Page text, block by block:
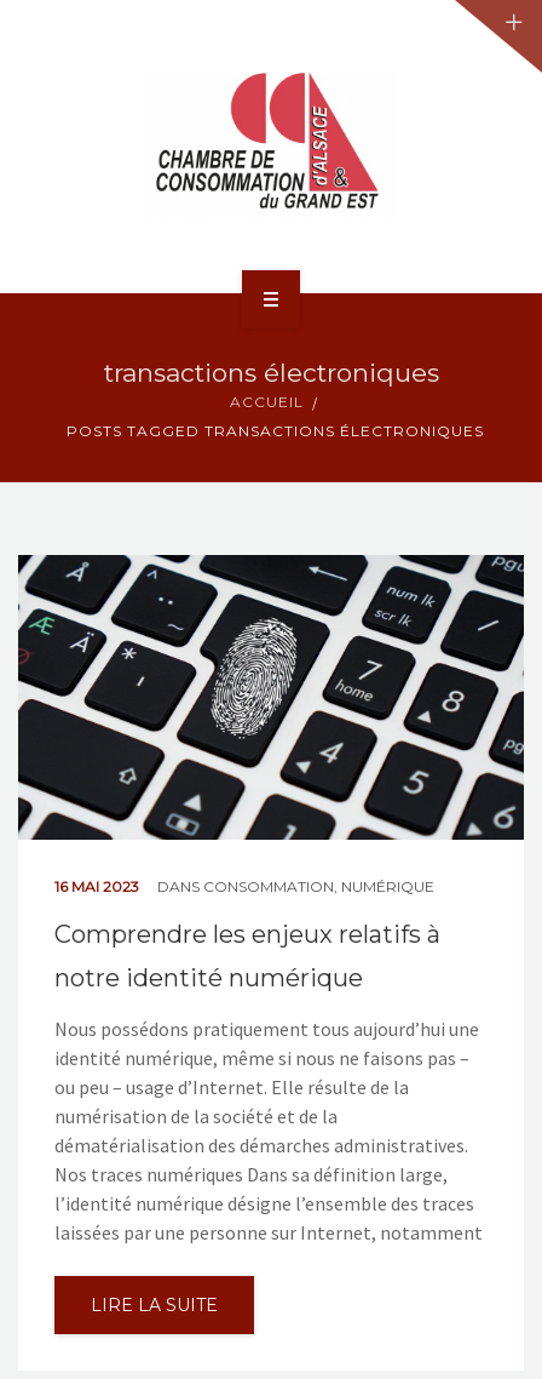
ACTUALITÉS
JURIDIQUE
NOS ACTIONS
CONTACT
transactions électroniques
ACCUEIL
POSTS TAGGED TRANSACTIONS ÉLECTRONIQUES
16 MAI 2023 DANS CONSOMMATION NUMÉRIQUE
Comprendre les enjeux relatifs à
notre identité numérique
Nous possédons pratiquement tous aujourd’hui une
identité numérique, même si nous ne faisons pas –
ou peu – usage d’Internet. Elle résulte de la
numérisation de la société et de la
dématérialisation des démarches administratives.
Nos traces numériques Dans sa définition large,
l’identité numérique désigne l’ensemble des traces
laissées par une personne sur Internet, notamment
LIRE LA SUITE